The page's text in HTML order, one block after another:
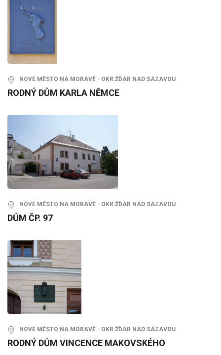
NOVÉ MĚSTO NA MORAVĚ - OKR:ŽĎÁR NAD SÁZAVOU
RODNÝ DŮM KARLA NĚMCE
NOVÉ MĚSTO NA MORAVĚ - OKR:ŽĎÁR NAD SÁZAVOU
DŮM ČP. 97
NOVÉ MĚSTO NA MORAVĚ - OKR:ŽĎÁR NAD SÁZAVOU
RODNÝ DŮM VINCENCE MAKOVSKÉHO